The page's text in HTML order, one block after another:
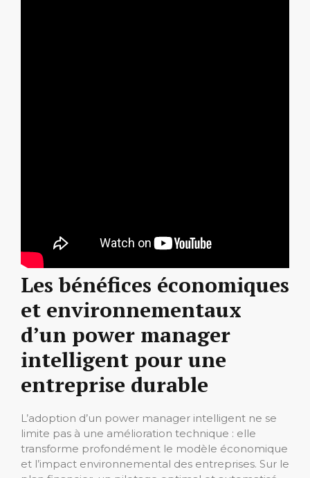
Les bénéfices économiques
et environnementaux
d’un power manager
intelligent pour une
entreprise durable
L’adoption d’un power manager intelligent ne se
limite pas à une amélioration technique : elle
transforme profondément le modèle économique
et l’impact environnemental des entreprises. Sur le